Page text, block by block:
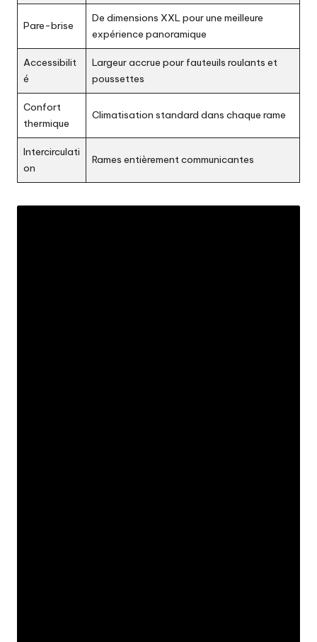
Pare-brise
De dimensions XXL pour une meilleure
expérience panoramique
Accessibilit
é
Largeur accrue pour fauteuils roulants et
poussettes
Confort
thermique
Climatisation standard dans chaque rame
Intercirculati
on
Rames entièrement communicantes